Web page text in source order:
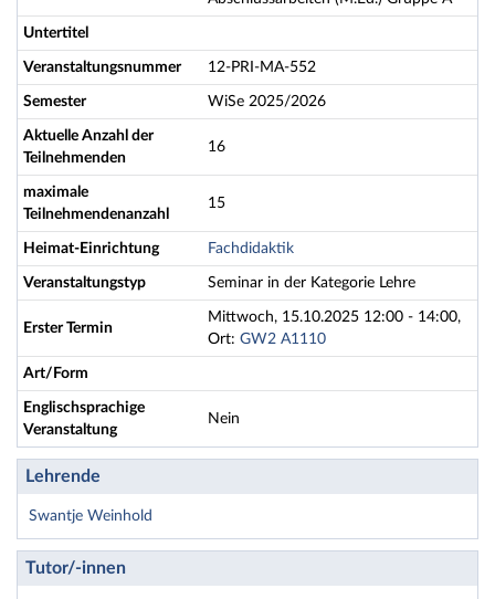
Untertitel
Veranstaltungsnummer 12-PRI-MA-552
Semester WiSe 2025/2026
Aktuelle Anzahl der
Teilnehmenden
16
maximale
Teilnehmendenanzahl
15
Heimat-Einrichtung Fachdidaktik
Veranstaltungstyp Seminar in der Kategorie Lehre
Erster Termin
Mittwoch, 15.10.2025 12:00 - 14:00,
Ort: GW2 A1110
Art/Form
Englischsprachige
Veranstaltung
Nein
Lehrende
Swantje Weinhold
Tutor/-innen